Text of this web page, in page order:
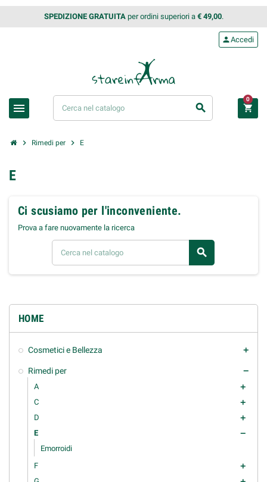
SPEDIZIONE GRATUITAper ordini superiori a € 49,00.
menu search
personAccedi
shopping_cart
0
chevron_right Rimedi per chevron_right E
HOME
Cosmetici e Bellezza add
Rimedi per remove
A add
C add
D add
E remove
Emorroidi
F
add
E
Ci scusiamo per l'inconveniente.
Prova a fare nuovamente la ricerca
search